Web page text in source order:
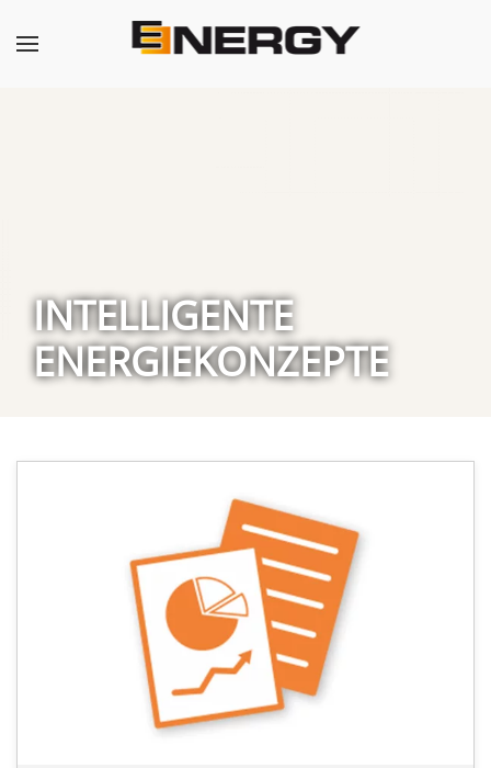
INTELLIGENTE
ENERGIEKONZEPTE